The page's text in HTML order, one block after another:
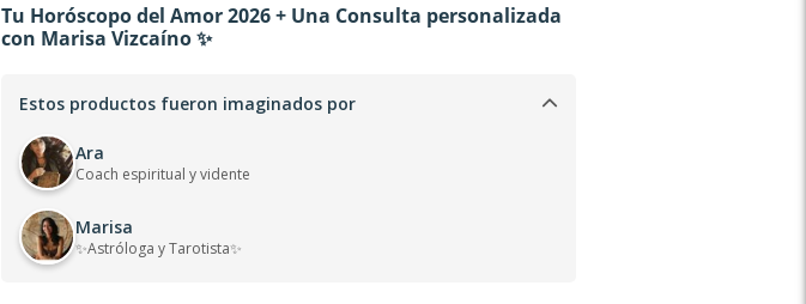
Tu Horóscopo del Amor 2026 + Una Consulta personalizada
con Marisa Vizcaíno ✨
Estos productos fueron imaginados por
Ara
Coach espiritual y vidente
Marisa
✨Astróloga y Tarotista✨